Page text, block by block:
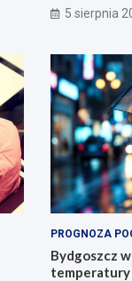
5 sierpnia
PROGNOZA
Bydgoszcz
temperatury